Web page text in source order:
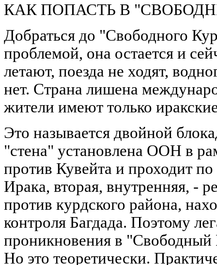
КАК ПОПАСТЬ В
Добраться до "Свободного
проблемой, она остается и
летают, поезда не ходят,
нет. Страна лишена
жители имеют только
Это называется двойной
"стена" установлена ООН в
против Кувейта и проходит
Ирака, вторая, внутренняя, -
против курдского района,
контроля Багдада. Поэтому
проникновения в "Свободный
Но это теоретически.